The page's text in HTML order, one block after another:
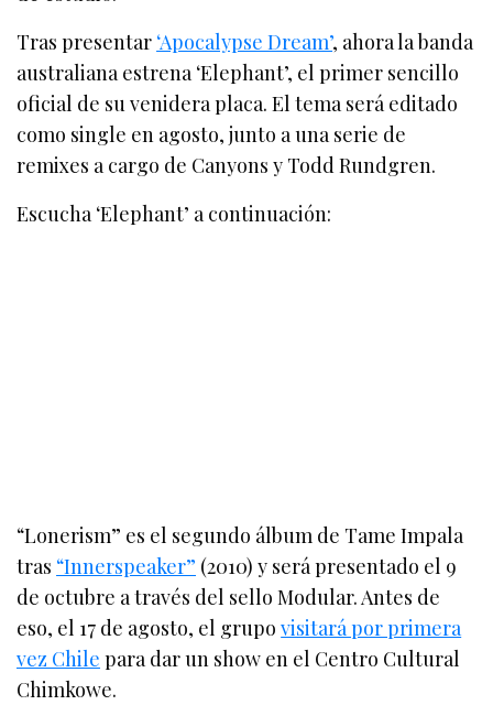
Tras presentar ‘Apocalypse Dream’, ahora la banda
australiana estrena ‘Elephant’, el primer sencillo
oficial de su venidera placa. El tema será editado
como single en agosto, junto a una serie de
remixes a cargo de Canyons y Todd Rundgren.
Escucha ‘Elephant’ a continuación:
“Lonerism” es el segundo álbum de Tame Impala
tras “Innerspeaker” (2010) y será presentado el 9
de octubre a través del sello Modular. Antes de
eso, el 17 de agosto, el grupovisitará por primera
vez Chile para dar un show en el Centro Cultural
Chimkowe.